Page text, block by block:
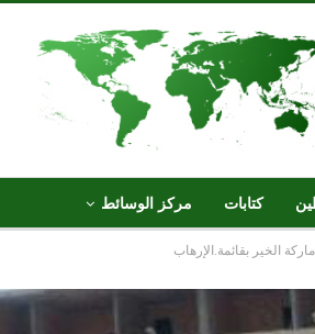
كتابات مركز الوسائط
الخير بقائمة.الإرهاب